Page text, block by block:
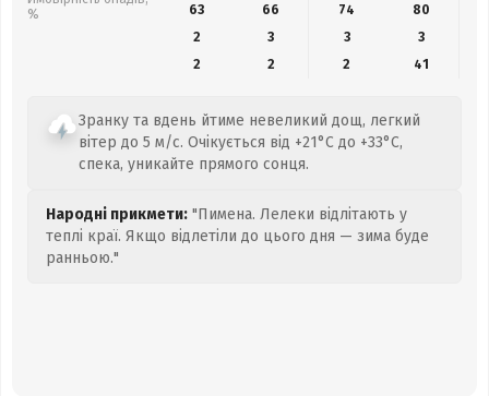
%
63
66 74 80
2
3 3
3
2
2 2 41
Зранку та вдень йтиме невеликий дощ, легкий
вітер до 5 м/с. Очікується від +21°C до +33°C,
спека, уникайте прямого сонця.
Народні прикмети: "Пимена. Лелеки відлітають у
теплі краї. Якщо відлетіли до цього дня — зима буде
ранньою."